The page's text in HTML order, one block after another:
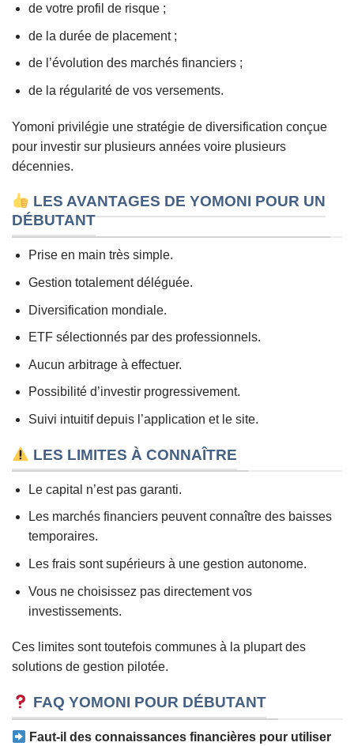
de votre profil de risque ;
de la durée de placement ;
de l’évolution des marchés financiers ;
de la régularité de vos versements.
Yomoni privilégie une stratégie de diversification conçue
pour investir sur plusieurs années voire plusieurs
décennies.
LES AVANTAGES DE YOMONI POUR UN
DÉBUTANT
Prise en main très simple.
Gestion totalement déléguée.
Diversification mondiale.
ETF sélectionnés par des professionnels.
Aucun arbitrage à effectuer.
Possibilité d’investir progressivement.
Suivi intuitif depuis l’application et le site.
LES LIMITES À CONNAÎTRE
Le capital n’est pas garanti.
Les marchés financiers peuvent connaître des baisses
temporaires.
Les frais sont supérieurs à une gestion autonome.
Vous ne choisissez pas directement vos
investissements.
Ces limites sont toutefois communes à la plupart des
solutions de gestion pilotée.
FAQ YOMONI POUR DÉBUTANT
Faut-il des connaissances financières pour utiliser